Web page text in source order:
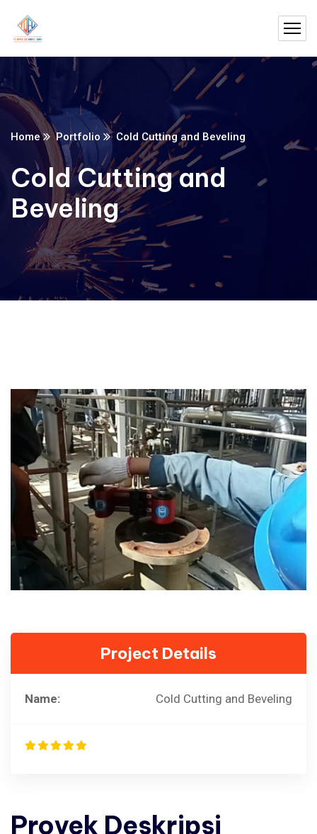
Home Portfolio Cold Cutting and Beveling
Cold Cutting and
Beveling
Project Details
Name: Cold Cutting and Beveling
Proyek Deskripsi